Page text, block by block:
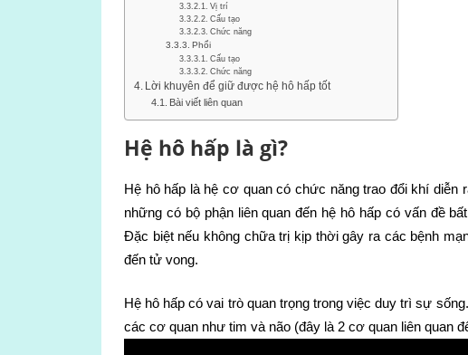
Vị trí
Cấu tạo
Chức năng
Phổi
Cấu tạo
Chức năng
Lời khuyên để giữ được hệ hô hấp tốt
Bài viết liên quan
Hệ hô hấp là gì?
Hệ hô hấp là hệ cơ quan có chức năng trao đổi khí
những có bộ phận liên quan đến hệ hô hấp có vấn đề
Đặc biệt nếu không chữa trị kịp thời gây ra các bệnh
đến tử vong.
Hệ hô hấp có vai trò quan trọng trong việc duy trì sự
các cơ quan như tim và não (đây là 2 cơ quan liên quan